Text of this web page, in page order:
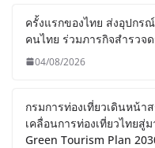
ครั้งแรกของไทย ส่งอุปกร
คนไทย ร่วมภารกิจสำรวจ
04/08/2026
กรมการท่องเที่ยวเดินหน้า
เคลื่อนการท่องเที่ยวไทยสู่
Green Tourism Plan